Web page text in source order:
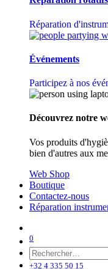
Réparation
Événements
Participez à nos
Découvrez notre
Vos produits
bien d'autres aux
Web Shop
Boutique
Contactez-nous
Réparation
0
+32 4 335 50 15